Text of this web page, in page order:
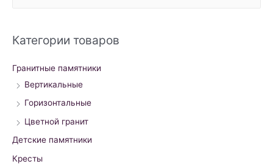
r
h
Категории товаров
Гранитные памятники
Вертикальные
Горизонтальные
Цветной гранит
Детские памятники
Кресты